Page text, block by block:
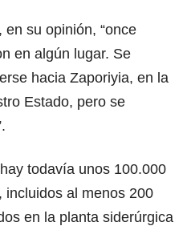
su opinión, “once
en algún lugar. Se
hacia Zaporiyia, en la
Estado, pero se
todavía unos 100.000
, incluidos al menos 200
en la planta siderúrgica